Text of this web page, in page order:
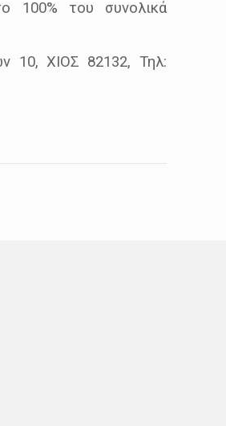
100% του συνολικά
10, ΧΙΟΣ 82132, Τηλ: